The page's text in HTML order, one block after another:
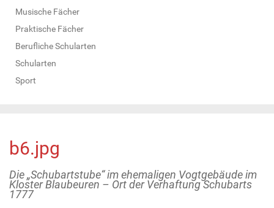
Musische Fächer
Praktische Fächer
Berufliche Schularten
Schularten
Sport
b6.jpg
Die „Schubartstube“ im ehemaligen Vogtgebäude im
Kloster Blaubeuren – Ort der Verhaftung Schubarts
1777